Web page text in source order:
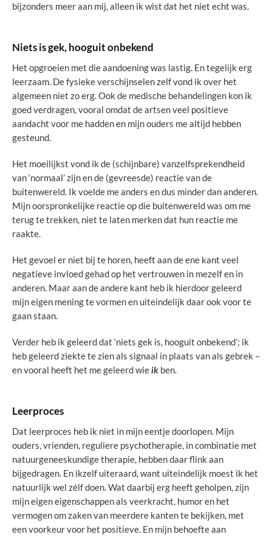
bijzonders meer aan mij, alleen ik wist dat het niet echt was.
Niets is gek, hooguit onbekend
Het opgroeien met die aandoening was lastig. En tegelijk erg
leerzaam. De fysieke verschijnselen zelf vond ik over het
algemeen niet zo erg. Ook de medische behandelingen kon ik
goed verdragen, vooral omdat de artsen veel positieve
aandacht voor me hadden en mijn ouders me altijd hebben
gesteund.
Het moeilijkst vond ik de (schijnbare) vanzelfsprekendheid
van ‘normaal’ zijn en de (gevreesde) reactie van de
buitenwereld. Ik voelde me anders en dus minder dan anderen.
Mijn oorspronkelijke reactie op die buitenwereld was om me
terug te trekken, niet te laten merken dat hun reactie me
raakte.
Het gevoel er niet bij te horen, heeft aan de ene kant veel
negatieve invloed gehad op het vertrouwen in mezelf en in
anderen. Maar aan de andere kant heb ik hierdoor geleerd
mijn eigen mening te vormen en uiteindelijk daar ook voor te
gaan staan.
Verder heb ik geleerd dat ‘niets gek is, hooguit onbekend’; ik
heb geleerd ziekte te zien als signaal in plaats van als gebrek –
en vooral heeft het me geleerd wieik ben.
Leerproces
Dat leerproces heb ik niet in mijn eentje doorlopen. Mijn
ouders, vrienden, reguliere psychotherapie, in combinatie met
natuurgeneeskundige therapie, hebben daar flink aan
bijgedragen. En ikzelf uiteraard, want uiteindelijk moest ik het
natuurlijk wel zélf doen. Wat daarbij erg heeft geholpen, zijn
mijn eigen eigenschappen als veerkracht, humor en het
vermogen om zaken van meerdere kanten te bekijken, met
een voorkeur voor het positieve. En mijn behoefte aan